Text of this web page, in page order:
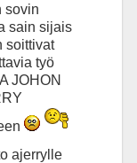
sovin
sain sijais
soittivat
työ
JOHON
ajerrylle